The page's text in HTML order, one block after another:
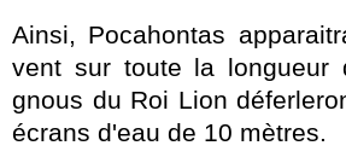
Ainsi, Pocahontas
vent sur toute la longueur
gnous du Roi Lion
écrans d'eau de 10 mètres.